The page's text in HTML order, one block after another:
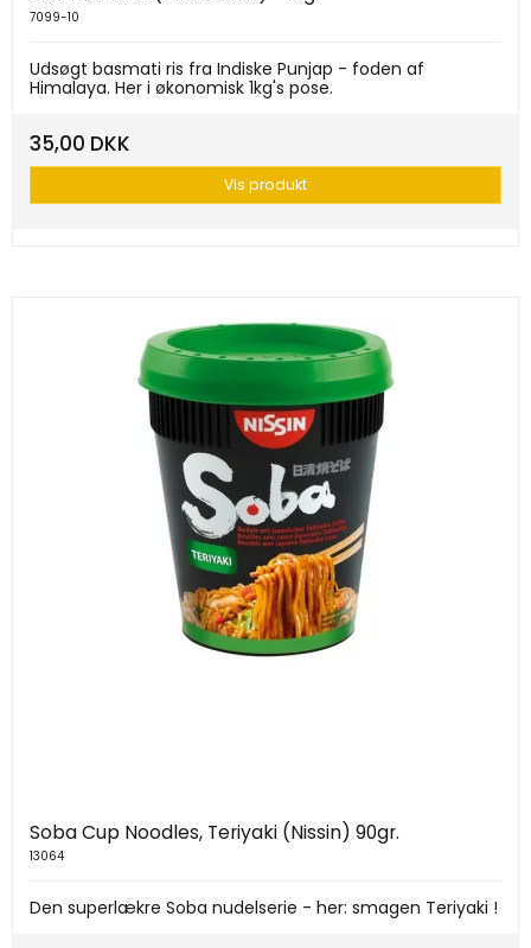
7099-10
Udsøgt basmati ris fra Indiske Punjap - foden af
Himalaya. Her i økonomisk 1kg's pose.
35,00 DKK
Vis produkt
Soba Cup Noodles, Teriyaki (Nissin) 90gr.
13064
Den superlækre Soba nudelserie - her: smagen Teriyaki !